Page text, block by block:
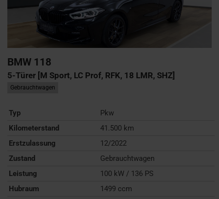
BMW 118
5-Türer [M Sport, LC Prof, RFK, 18 LMR, SHZ]
Gebrauchtwagen
Typ
Pkw
Kilometerstand
41.500 km
Erstzulassung
12/2022
Zustand
Gebrauchtwagen
Leistung
100 kW / 136 PS
Hubraum
1499 ccm